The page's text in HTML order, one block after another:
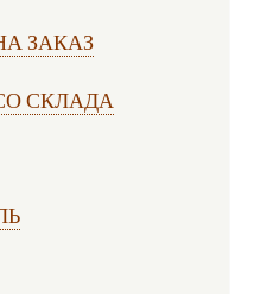
ЗАКАЗ
СКЛАДА